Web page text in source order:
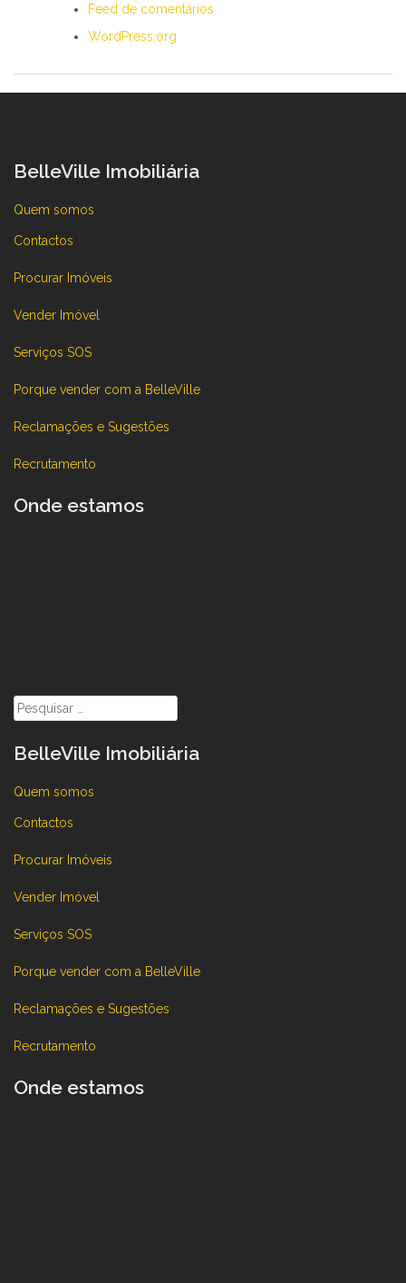
Feed de comentários
WordPress.org
BelleVille Imobiliária
Quem somos
Contactos
Procurar Imóveis
Vender Imóvel
Serviços SOS
Porque vender com a BelleVille
Reclamações e Sugestões
Recrutamento
Onde estamos
Pesquisar
por:
BelleVille Imobiliária
Quem somos
Contactos
Procurar Imóveis
Vender Imóvel
Serviços SOS
Porque vender com a BelleVille
Reclamações e Sugestões
Recrutamento
Onde estamos